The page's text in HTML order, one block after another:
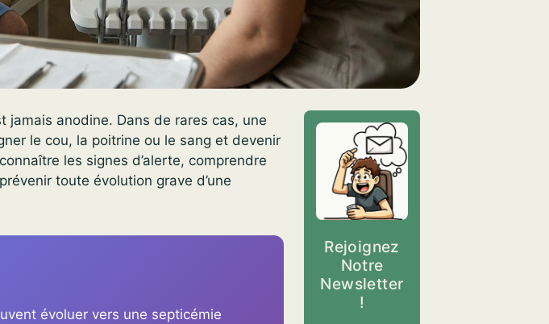
jamais anodine. Dans de rares cas, une
le cou, la poitrine ou le sang et devenir
les signes d’alerte, comprendre
toute évolution grave d’une
évoluer vers une septicémie
Rejoignez
Notre
Newsletter
!